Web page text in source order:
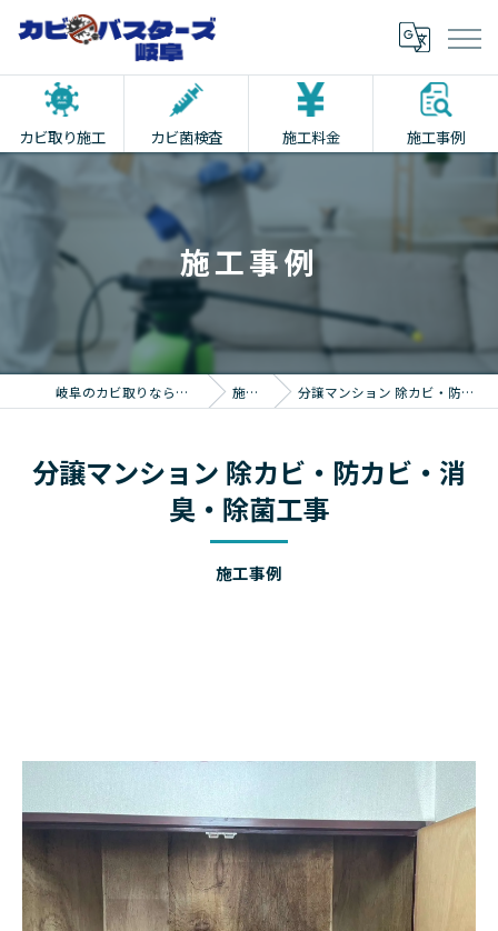
カビ取り施工 カビ菌検査 施工料金 施工事例
施工事例
岐阜のカビ取りならカビバスターズ岐阜 施工事例 分譲マンション 除カビ・防カビ・消臭・除菌工事
施工事例
分譲マンション 除カビ・防カビ・消
臭・除菌工事